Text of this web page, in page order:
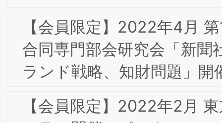
経済人倶楽部カイザーオープンセミナは
盛況のうちに終了いたしました
2018年 新年のご挨拶